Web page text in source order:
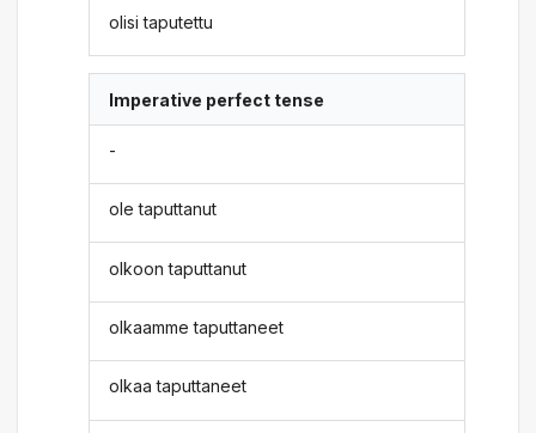
olisi taputettu
Imperative perfect tense
-
ole taputtanut
olkoon taputtanut
olkaamme taputtaneet
olkaa taputtaneet